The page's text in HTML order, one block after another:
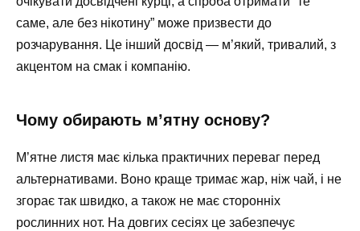
саме, але без нікотину” може призвести до
розчарування. Це інший досвід — м’який, тривалий, з
акцентом на смак і компанію.
Чому обирають м’ятну основу?
М’ятне листя має кілька практичних переваг перед
альтернативами. Воно краще тримає жар, ніж чай, і не
згорає так швидко, а також не має сторонніх
рослинних нот. На довгих сесіях це забезпечує